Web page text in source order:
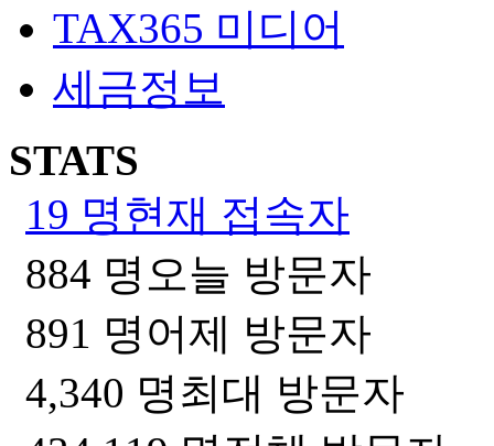
TAX365 미디어
세금정보
STATS
19 명현재 접속자
884 명오늘 방문자
891 명어제 방문자
4,340 명최대 방문자